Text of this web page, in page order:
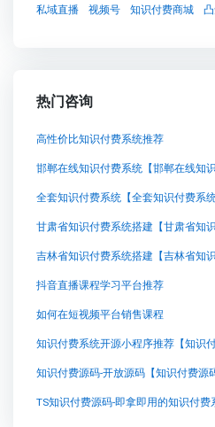
私域直播
视频号 知识付费商城
热门咨询
高性价比知识付费系统推荐
抖音直播课程学习平台推荐
如何在短视频平台销售课程
TS知识付费源码-即拿即用的知识付费